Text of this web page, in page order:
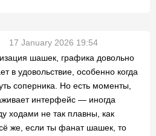
17 January 2026 19:54
шашек, графика довольно
в удовольствие, особенно когда
соперника. Но есть моменты,
интерфейс — иногда
ходами не так плавны, как
же, если ты фанат шашек, то